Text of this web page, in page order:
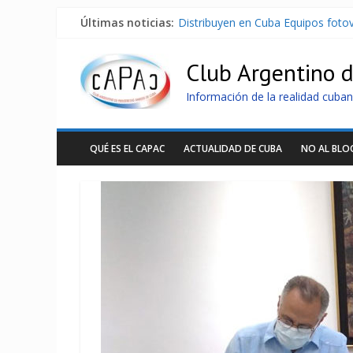
Últimas noticias: Distribuyen en Cuba Equipos
Nuevas sanciones de EEUU
Brutal represión contra los que
Club Argentino
Información de la realidad
QUÉ ES EL CAPAC ACTUALIDAD DE CUBA NO AL